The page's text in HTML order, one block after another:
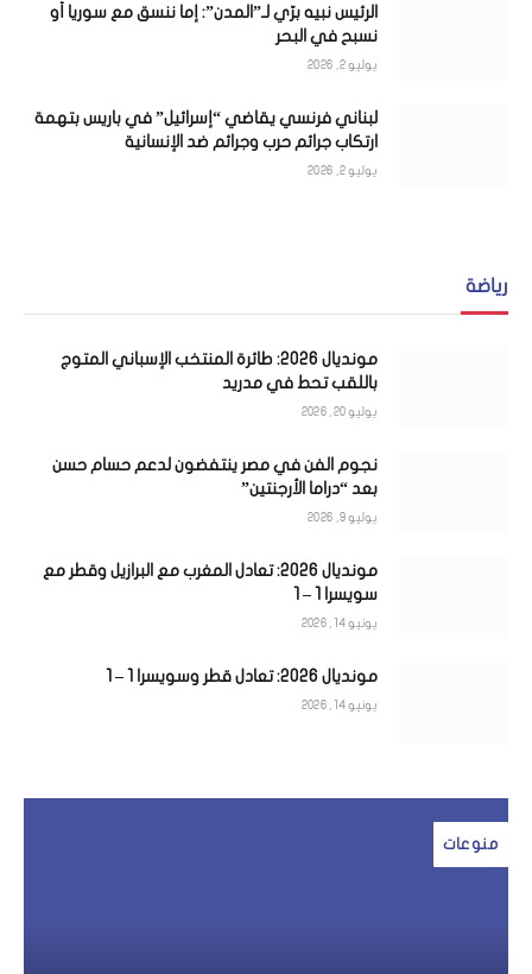
الرئيس نبيه برّي لـ”المدن”: إما ننسق مع سوريا أو
نسبح في البحر
يوليو 2, 2026
لبناني فرنسي يقاضي “إسرائيل” في باريس بتهمة
ارتكاب جرائم حرب وجرائم ضد الإنسانية
يوليو 2, 2026
رياضة
مونديال 2026: طائرة المنتخب الإسباني المتوج
باللقب تحط في مدريد
يوليو 20, 2026
نجوم الفن في مصر ينتفضون لدعم حسام حسن
بعد “دراما الأرجنتين”
يوليو 9, 2026
مونديال 2026: تعادل المغرب مع البرازيل وقطر مع
سويسرا 1 – 1
يونيو 14, 2026
مونديال 2026: تعادل قطر وسويسرا 1 – 1
يونيو 14, 2026
منوعات